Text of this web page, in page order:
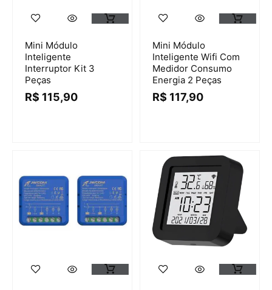
Mini Módulo
Inteligente
Interruptor Kit 3
Peças
R$ 115,90
Mini Módulo
Inteligente Wifi Com
Medidor Consumo
Energia 2 Peças
R$ 117,90